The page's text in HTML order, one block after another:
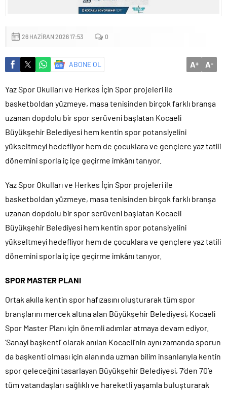
26 HAZIRAN 2026 17:53 0
ABONE OL A+ A-
Yaz Spor Okulları ve Herkes İçin Spor projeleri ile
basketboldan yüzmeye, masa tenisinden birçok farklı branşa
uzanan dopdolu bir spor serüveni başlatan Kocaeli
Büyükşehir Belediyesi hem kentin spor potansiyelini
yükseltmeyi hedefliyor hem de çocuklara ve gençlere yaz tatili
dönemini sporla iç içe geçirme imkânı tanıyor.
Yaz Spor Okulları ve Herkes İçin Spor projeleri ile
basketboldan yüzmeye, masa tenisinden birçok farklı branşa
uzanan dopdolu bir spor serüveni başlatan Kocaeli
Büyükşehir Belediyesi hem kentin spor potansiyelini
yükseltmeyi hedefliyor hem de çocuklara ve gençlere yaz tatili
dönemini sporla iç içe geçirme imkânı tanıyor.
SPOR MASTER PLANI
Ortak akılla kentin spor hafızasını oluşturarak tüm spor
branşlarını mercek altına alan Büyükşehir Belediyesi, Kocaeli
Spor Master Planı için önemli adımlar atmaya devam ediyor.
‘Sanayi başkenti’ olarak anılan Kocaeli’nin aynı zamanda sporun
da başkenti olması için alanında uzman bilim insanlarıyla kentin
spor geleceğini tasarlayan Büyükşehir Belediyesi, 7’den 70’e
tüm vatandaşları sağlıklı ve hareketli yaşamla buluşturarak